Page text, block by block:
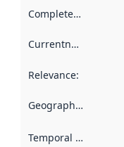
Completeness
Currentness
Relevance:
Geographical scope
Temporal scope